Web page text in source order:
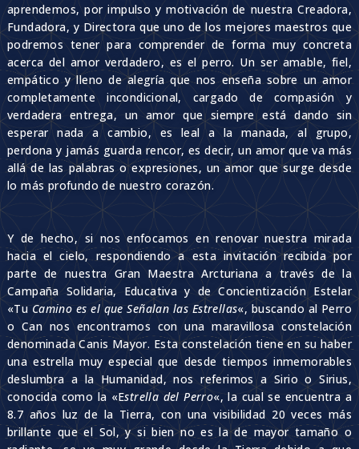
aprendemos, por impulso y motivación de nuestra Creadora,
Fundadora, y Directora que uno de los mejores maestros que
podremos tener para comprender de forma muy concreta
acerca del amor verdadero, es el perro. Un ser amable, fiel,
empático y lleno de alegría que nos enseña sobre un amor
completamente incondicional, cargado de compasión y
verdadera entrega, un amor que siempre está dando sin
esperar nada a cambio, es leal a la manada, al grupo,
perdona y jamás guarda rencor, es decir, un amor que va más
allá de las palabras o expresiones, un amor que surge desde
lo más profundo de nuestro corazón.
Y de hecho, si nos enfocamos en renovar nuestra mirada
hacia el cielo, respondiendo a esta invitación recibida por
parte de nuestra Gran Maestra Arcturiana a través de la
Campaña Solidaria, Educativa y de Concientización Estelar
«Tu Camino es el que Señalan las Estrellas«, buscando al Perro
o Can nos encontramos con una maravillosa constelación
denominada Canis Mayor. Esta constelación tiene en su haber
una estrella muy especial que desde tiempos inmemorables
deslumbra a la Humanidad, nos referimos a Sirio o Sirius,
conocida como la «Estrella del Perro«, la cual se encuentra a
8.7 años luz de la Tierra, con una visibilidad 20 veces más
brillante que el Sol, y si bien no es la de mayor tamaño o